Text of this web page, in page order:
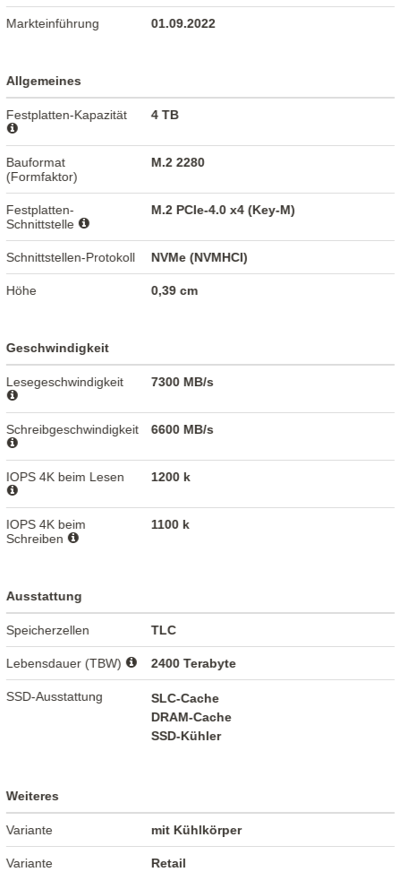
Markteinführung 01.09.2022
Allgemeines
Festplatten-Kapazität 4 TB
Bauformat
(Formfaktor)
M.2 2280
Festplatten-
Schnittstelle
M.2 PCIe-4.0 x4 (Key-M)
Schnittstellen-Protokoll NVMe (NVMHCI)
Höhe 0,39 cm
Geschwindigkeit
Lesegeschwindigkeit 7300 MB/s
Schreibgeschwindigkeit 6600 MB/s
IOPS 4K beim Lesen 1200 k
IOPS 4K beim
Schreiben
1100 k
Ausstattung
Speicherzellen TLC
Lebensdauer (TBW) 2400 Terabyte
SSD-Ausstattung
SLC-Cache
DRAM-Cache
SSD-Kühler
Weiteres
Variante mit Kühlkörper
Variante Retail